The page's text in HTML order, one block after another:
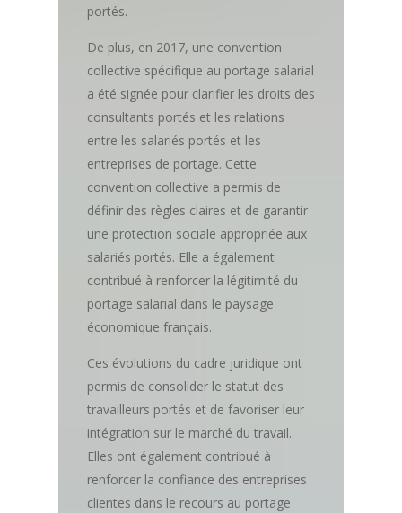
portés.
De plus, en 2017, une convention
collective spécifique au portage salarial
a été signée pour clarifier les droits des
consultants portés et les relations
entre les salariés portés et les
entreprises de portage. Cette
convention collective a permis de
définir des règles claires et de garantir
une protection sociale appropriée aux
salariés portés. Elle a également
contribué à renforcer la légitimité du
portage salarial dans le paysage
économique français.
Ces évolutions du cadre juridique ont
permis de consolider le statut des
travailleurs portés et de favoriser leur
intégration sur le marché du travail.
Elles ont également contribué à
renforcer la confiance des entreprises
clientes dans le recours au portage